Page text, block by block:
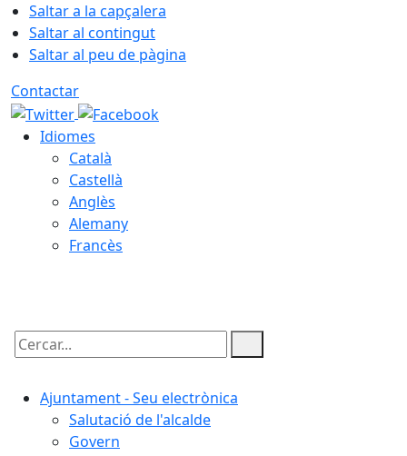
Saltar a la capçalera
Saltar al contingut
Saltar al peu de pàgina
Contactar
Idiomes
Català
Castellà
Anglès
Alemany
Francès
Cercar:
Ajuntament - Seu electrònica
Salutació de l'alcalde
Govern